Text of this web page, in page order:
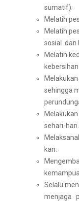
sumatif).
Melatih
Melatih
sosial dan
Melatih
sehingga
sehari-hari.
kan.
Selalu
menjaga